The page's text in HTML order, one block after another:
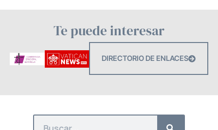
Te puede interesar
DIRECTORIO DE ENLACES